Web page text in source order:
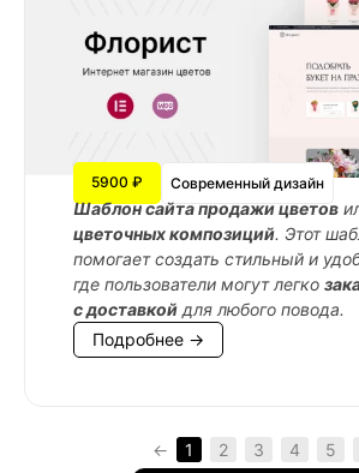
5900 ₽ Современный дизайн
Шаблон сайта продажи цветов
цветочных композиций. Этот
помогает создать стильный и
где пользователи могут легко
с доставкой для любого повода.
Подробнее →
← 1 2 3 4 5